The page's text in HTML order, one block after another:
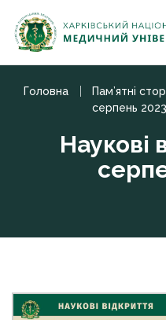
Головна
Пам’ятні
серпень 2023
Наукові